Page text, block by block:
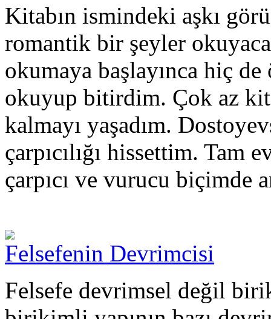
Kitabın ismindeki aşkı
romantik bir şeyler
okumaya başlayınca hiç
okuyup bitirdim. Çok az
kalmayı yaşadım.
çarpıcılığı hissettim. Tam
çarpıcı ve vurucu biçimde
Felsefenin Devrimcisi
Felsefe devrimsel değil